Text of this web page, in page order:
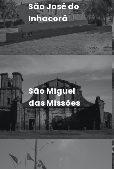
São José do
Inhacorá
São Miguel
das Missões